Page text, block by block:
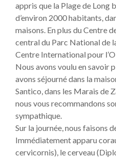
appris que la Plage de Long
d’environ 2000 habitants,
maisons. En plus du Centre
central du Parc National de
Centre International pour
Nous avons voulu en savoir
avons séjourné dans la
Santico, dans les Marais de
nous vous recommandons
sympathique.
Sur la journée, nous faisons
Immédiatement apparu
cervicornis), le cerveau